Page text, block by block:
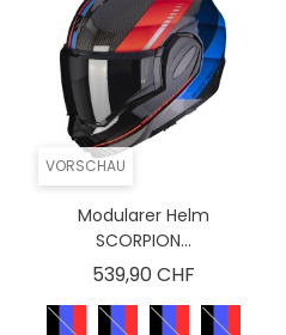
VORSCHAU
Modularer Helm
SCORPION...
539,90 CHFPreis